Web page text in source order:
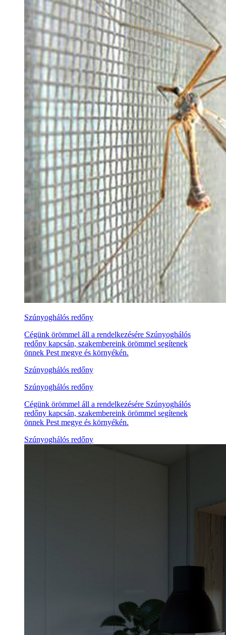
Szúnyoghálós redőny
Cégünk örömmel áll a rendelkezésére Szúnyoghálós
redőny kapcsán, szakembereink örömmel segítenek
önnek Pest megye és környékén.
Szúnyoghálós redőny
Szúnyoghálós redőny
Cégünk örömmel áll a rendelkezésére Szúnyoghálós
redőny kapcsán, szakembereink örömmel segítenek
önnek Pest megye és környékén.
Szúnyoghálós redőny